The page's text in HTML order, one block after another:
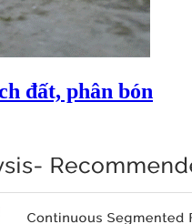
đất, phân bón